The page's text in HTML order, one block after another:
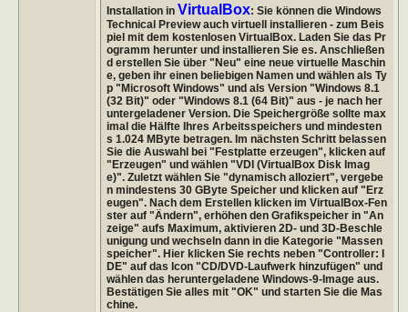
Installation in VirtualBox: Sie können die Windows
Technical Preview auch virtuell installieren - zum Beis
piel mit dem kostenlosen VirtualBox. Laden Sie das Pr
ogramm herunter und installieren Sie es. Anschließen
d erstellen Sie über "Neu" eine neue virtuelle Maschin
e, geben ihr einen beliebigen Namen und wählen als Ty
p "Microsoft Windows" und als Version "Windows 8.1
(32 Bit)" oder "Windows 8.1 (64 Bit)" aus - je nach her
untergeladener Version. Die Speichergröße sollte max
imal die Hälfte Ihres Arbeitsspeichers und mindesten
s 1.024 MByte betragen. Im nächsten Schritt belassen
Sie die Auswahl bei "Festplatte erzeugen", klicken auf
"Erzeugen" und wählen "VDI (VirtualBox Disk Imag
e)". Zuletzt wählen Sie "dynamisch alloziert", vergebe
n mindestens 30 GByte Speicher und klicken auf "Erz
eugen". Nach dem Erstellen klicken im VirtualBox-Fen
ster auf "Ändern", erhöhen den Grafikspeicher in "An
zeige" aufs Maximum, aktivieren 2D- und 3D-Beschle
unigung und wechseln dann in die Kategorie "Massen
speicher". Hier klicken Sie rechts neben "Controller: I
DE" auf das Icon "CD/DVD-Laufwerk hinzufügen" und
wählen das heruntergeladene Windows-9-Image aus.
Bestätigen Sie alles mit "OK" und starten Sie die Mas
chine.